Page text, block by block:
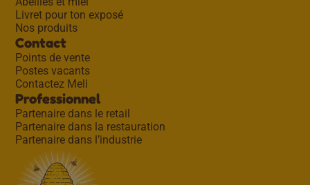
Livret pour ton exposé
Nos produits
Contact
Points de vente
Postes vacants
Contactez Meli
Professionnel
Partenaire dans le retail
Partenaire dans la restauration
Partenaire dans l’industrie